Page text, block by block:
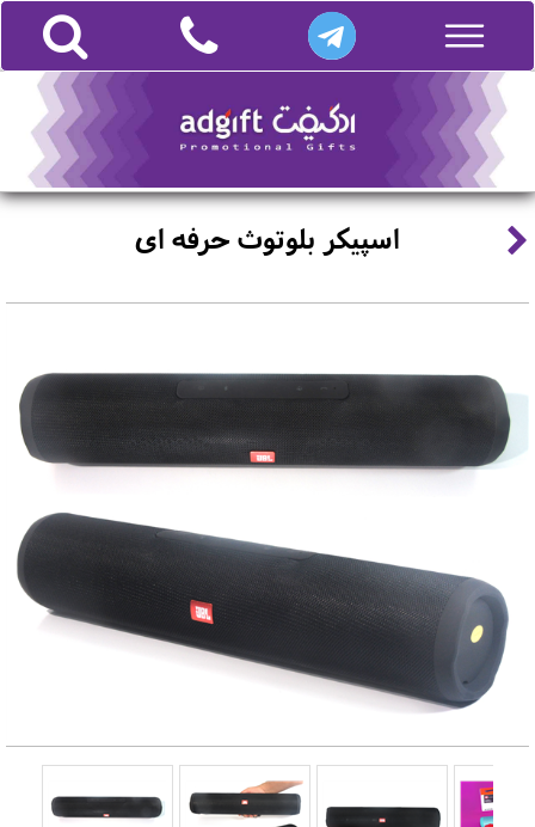
اسپیکر بلوتوث حرفه ای